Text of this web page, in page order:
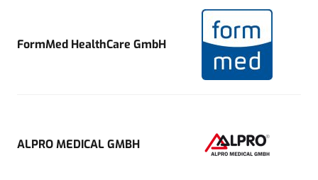
FormMed HealthCare GmbH
ALPRO MEDICAL GMBH